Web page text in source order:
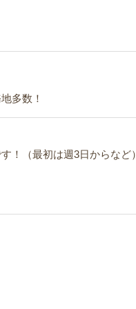
多数！
！（最初は週3日からなど）